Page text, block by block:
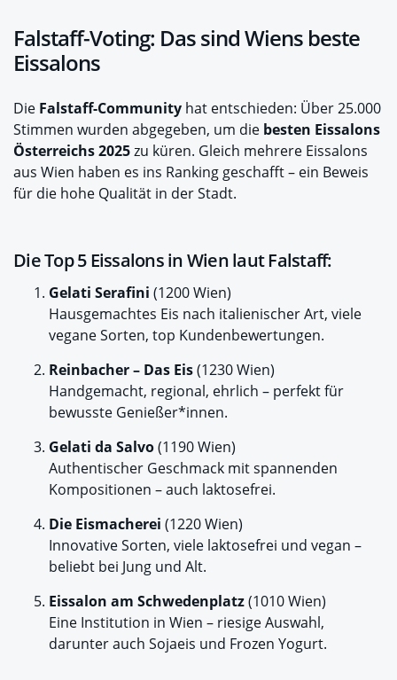
Falstaff-Voting: Das sind Wiens beste
Eissalons
Die Falstaff-Community hat entschieden: Über 25.000
Stimmen wurden abgegeben, um die besten Eissalons
Österreichs 2025zu küren. Gleich mehrere Eissalons
aus Wien haben es ins Ranking geschafft – ein Beweis
für die hohe Qualität in der Stadt.
Die Top 5 Eissalons in Wien laut Falstaff:
Gelati Serafini (1200 Wien)
Hausgemachtes Eis nach italienischer Art, viele
vegane Sorten, top Kundenbewertungen.
Reinbacher – Das Eis(1230 Wien)
Handgemacht, regional, ehrlich – perfekt für
bewusste Genießer*innen.
Gelati da Salvo(1190 Wien)
Authentischer Geschmack mit spannenden
Kompositionen – auch laktosefrei.
Die Eismacherei (1220 Wien)
Innovative Sorten, viele laktosefrei und vegan –
beliebt bei Jung und Alt.
Eissalon am Schwedenplatz(1010 Wien)
Eine Institution in Wien – riesige Auswahl,
darunter auch Sojaeis und Frozen Yogurt.